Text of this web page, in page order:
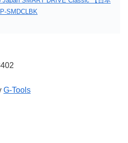
SMDCLBK
G-Tools